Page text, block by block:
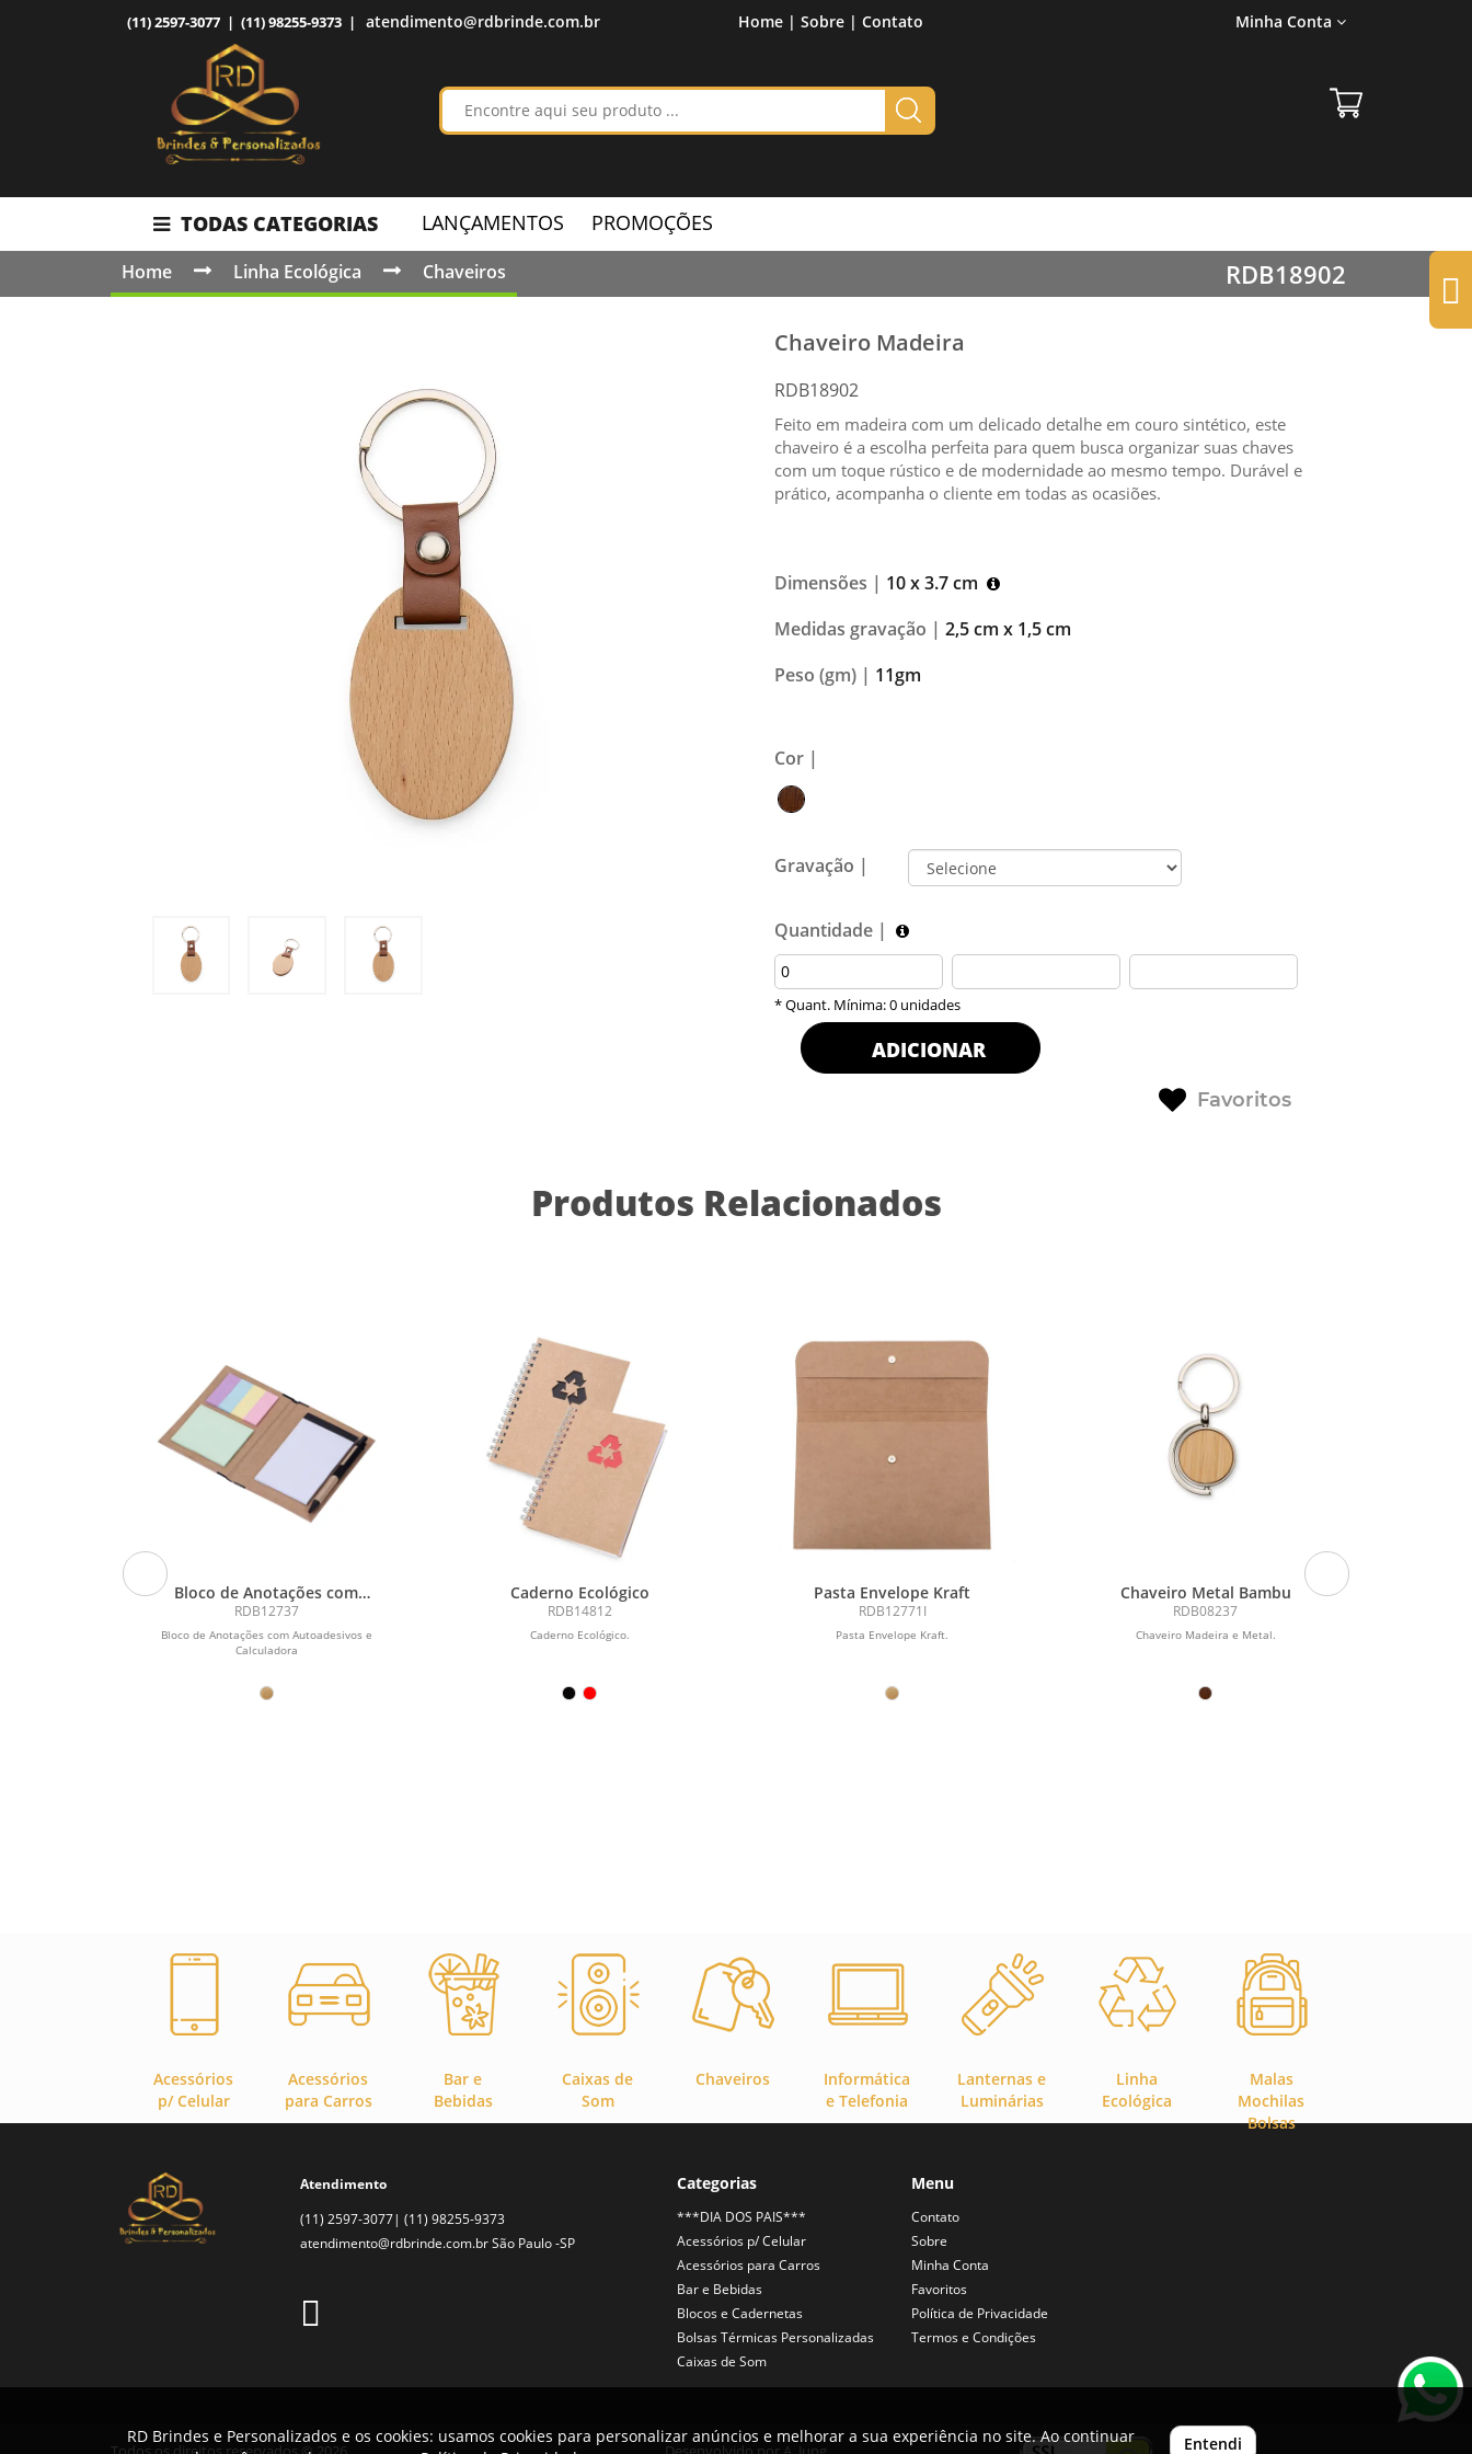
(11) 2597-3077 | (11) 98255-9373 | atendimento@rdbrinde.com.br Home | Sobre | Contato Minha Conta
TODAS CATEGORIAS LANÇAMENTOS PROMOÇÕES
Home Linha Ecológica Chaveiros RDB18902
Chaveiro Madeira
RDB18902
Feito em madeira com um delicado detalhe em couro sintético, este
chaveiro é a escolha perfeita para quem busca organizar suas chaves
com um toque rústico e de modernidade ao mesmo tempo. Durável e
prático, acompanha o cliente em todas as ocasiões.
Dimensões | 10 x 3.7 cm
Medidas gravação | 2,5 cm x 1,5 cm
Peso (gm) | 11gm
Cor |
Gravação |
Quantidade |
* Quant. Mínima: 0 unidades
ADICIONAR
Favoritos
Produtos Relacionados
Bloco de Anotações com
Autoadesivos e Calculadora
RDB12737
Bloco de Anotações com Autoadesivos e
Calculadora
Caderno Ecológico
RDB14812
Caderno Ecológico.
Pasta Envelope Kraft
RDB12771I
Pasta Envelope Kraft.
Chaveiro Metal Bambu
RDB08237
Chaveiro Madeira e Metal.
Acessórios
p/ Celular
Acessórios
para Carros
Bar e
Bebidas
Caixas de
Som
Chaveiros
Informática
e Telefonia
Lanternas e
Luminárias
Linha
Ecológica
Malas
Mochilas
Bolsas
Atendimento
(11) 2597-3077| (11) 98255-9373
atendimento@rdbrinde.com.brSão Paulo -SP
Categorias
***DIA DOS PAIS***
Acessórios p/ Celular
Acessórios para Carros
Bar e Bebidas
Blocos e Cadernetas
Bolsas Térmicas Personalizadas
Caixas de Som
Menu
Contato
Sobre
Minha Conta
Favoritos
Política de Privacidade
Termos e Condições
RD Brindes e Personalizados e os cookies: usamos cookies para personalizar anúncios e melhorar a sua experiência no site. Ao continuar
Entendi